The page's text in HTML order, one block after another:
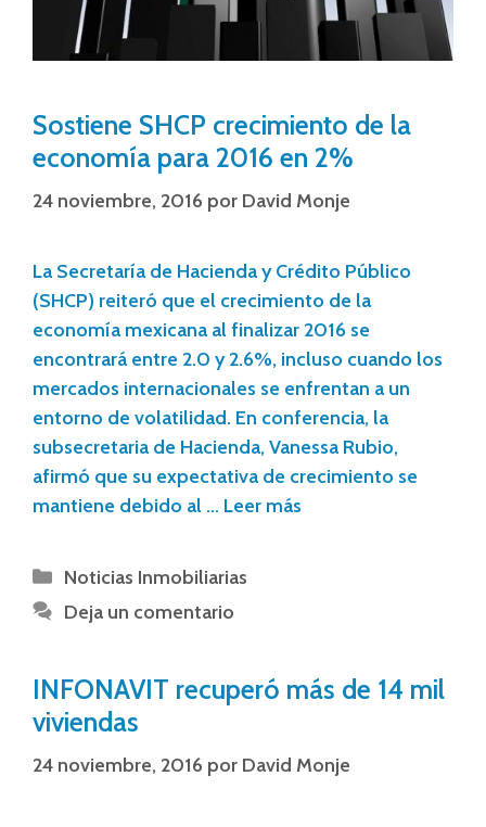
Sostiene SHCP crecimiento de la
economía para 2016 en 2%
24 noviembre, 2016 por David Monje
La Secretaría de Hacienda y Crédito Público
(SHCP) reiteró que el crecimiento de la
economía mexicana al finalizar 2016 se
encontrará entre 2.0 y 2.6%, incluso cuando los
mercados internacionales se enfrentan a un
entorno de volatilidad. En conferencia, la
subsecretaria de Hacienda, Vanessa Rubio,
afirmó que su expectativa de crecimiento se
mantiene debido al … Leer más
Noticias Inmobiliarias
Deja un comentario
INFONAVIT recuperó más de 14 mil
viviendas
24 noviembre, 2016 por David Monje